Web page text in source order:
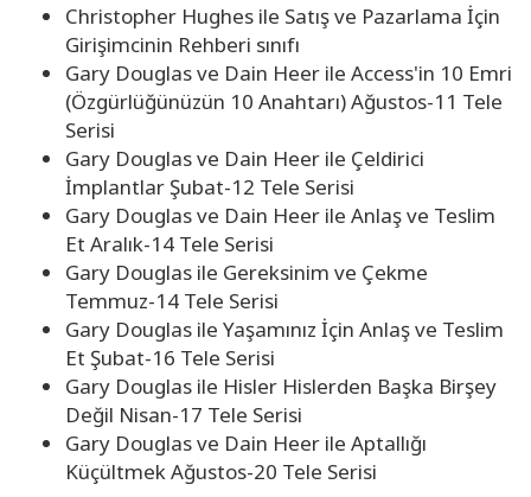
Christopher Hughes ile Satış ve Pazarlama İçin
Girişimcinin Rehberi sınıfı
Gary Douglas ve Dain Heer ile Access'in 10 Emri
(Özgürlüğünüzün 10 Anahtarı) Ağustos-11 Tele
Serisi
Gary Douglas ve Dain Heer ile Çeldirici
İmplantlar Şubat-12 Tele Serisi
Gary Douglas ve Dain Heer ile Anlaş ve Teslim
Et Aralık-14 Tele Serisi
Gary Douglas ile Gereksinim ve Çekme
Temmuz-14 Tele Serisi
Gary Douglas ile Yaşamınız İçin Anlaş ve Teslim
Et Şubat-16 Tele Serisi
Gary Douglas ile Hisler Hislerden Başka Birşey
Değil Nisan-17 Tele Serisi
Gary Douglas ve Dain Heer ile Aptallığı
Küçültmek Ağustos-20 Tele Serisi